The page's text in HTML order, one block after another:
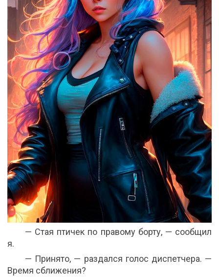
— Стая птичек по правому борту, — сообщил
я.
— Принято, — раздался голос диспетчера. —
Время сближения?